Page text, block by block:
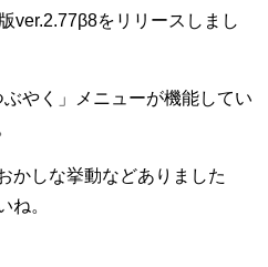
ver.2.77β8をリリースしまし
やく」メニューが機能してい
かしな挙動などありました
ね。